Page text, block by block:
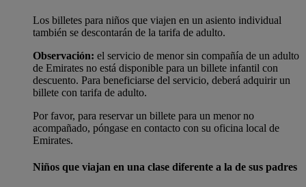
Los billetes para niños que viajen en un asiento individual
también se descontarán de la tarifa de adulto.
Observación: el servicio de menor sin compañía de un adulto
de Emirates no está disponible para un billete infantil con
descuento. Para beneficiarse del servicio, deberá adquirir un
billete con tarifa de adulto.
Por favor, para reservar un billete para un menor no
acompañado, póngase en contacto con su oficina local de
Emirates.
Niños que viajan en una clase diferente a la de sus padres